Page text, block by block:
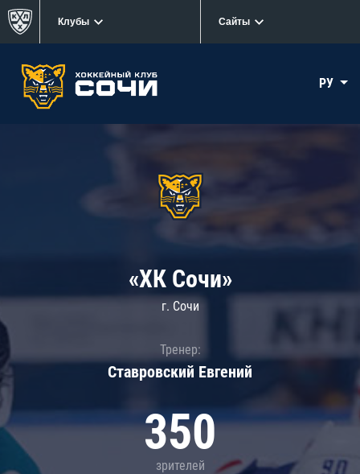
Клубы Сайты
РУ
«ХК Сочи»
г. Сочи
Тренер:
Ставровский Евгений
350
зрителей